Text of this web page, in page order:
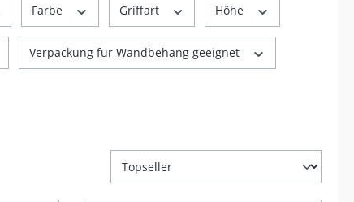
Farbe Griffart Höhe
Verpackung für Wandbehang geeignet